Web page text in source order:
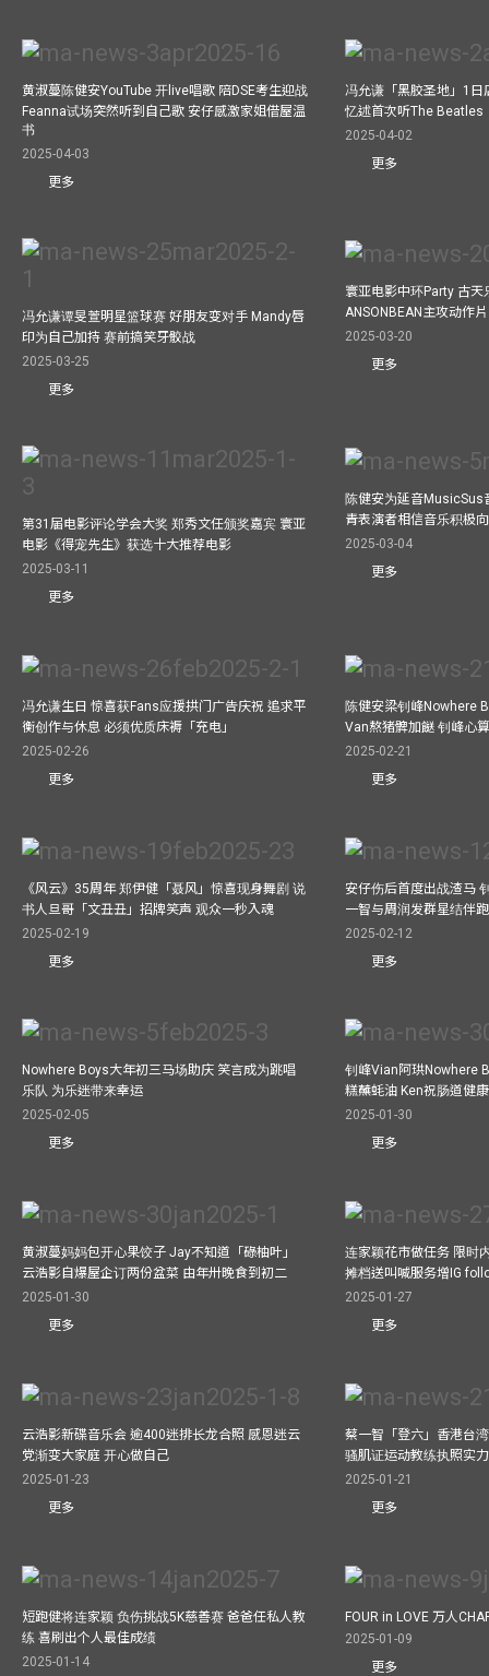
黄淑蔓陈健安YouTube 开live唱歌 陪DSE考生迎战
Feanna试场突然听到自己歌 安仔感激家姐借屋温
书
2025-04-03
更多
冯允谦「黑胶圣地」1日
忆述首次听The Beatles
2025-04-02
更多
冯允谦谭旻萱明星篮球赛 好朋友变对手 Mandy唇
印为自己加持 赛前搞笑牙骹战
2025-03-25
更多
寰亚电影中环Party 古
ANSONBEAN主攻动作
2025-03-20
更多
第31届电影评论学会大奖 郑秀文任颁奖嘉宾 寰亚
电影《得宠先生》获选十大推荐电影
2025-03-11
更多
陈健安为延音MusicSus
青表演者相信音乐积极
2025-03-04
更多
冯允谦生日 惊喜获Fans应援拱门广告庆祝 追求平
衡创作与休息 必须优质床褥「充电」
2025-02-26
更多
陈健安梁钊峰Nowhere
Van熬猪髀加餸 钊峰心
2025-02-21
更多
《风云》35周年 郑伊健「聂风」惊喜现身舞剧 说
书人旦哥「文丑丑」招牌笑声 观众一秒入魂
2025-02-19
更多
安仔伤后首度出战渣马
一智与周润发群星结伴
2025-02-12
更多
Nowhere Boys大年初三马场助庆 笑言成为跳唱
乐队 为乐迷带来幸运
2025-02-05
更多
钊峰Vian阿珙Nowhere
糕蘸蚝油 Ken祝肠道健康
2025-01-30
更多
黄淑蔓妈妈包开心果饺子 Jay不知道「碌柚叶」
云浩影自爆屋企订两份盆菜 由年卅晚食到初二
2025-01-30
更多
连家颖花市做任务 限时
摊档送叫喊服务增IG
2025-01-27
更多
云浩影新碟音乐会 逾400迷排长龙合照 感恩迷云
党渐变大家庭 开心做自己
2025-01-23
更多
蔡一智「登六」香港台
骚肌证运动教练执照实
2025-01-21
更多
短跑健将连家颖 负伤挑战5K慈善赛 爸爸任私人教
练 喜刷出个人最佳成绩
2025-01-14
FOUR in LOVE 万人
2025-01-09
更多